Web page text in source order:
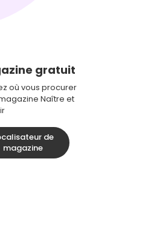
gratuit
où vous procurer
Naître et
de
magazine